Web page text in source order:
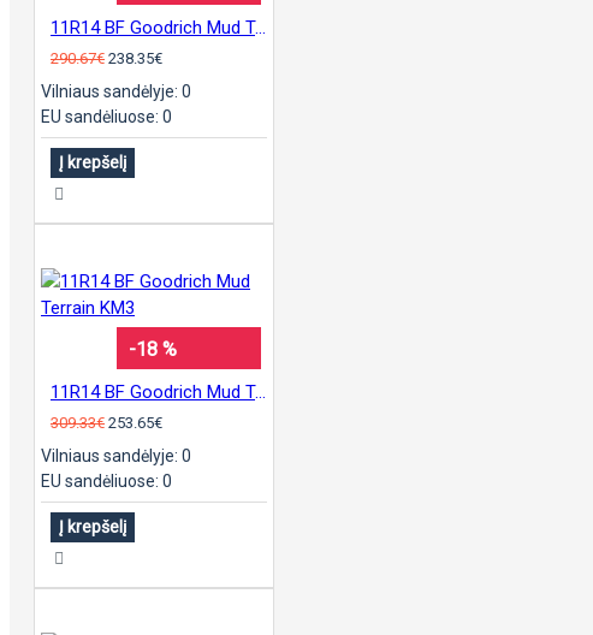
11R14 BF Goodrich Mud Terrain KM3
290.67€ 238.35€
Vilniaus sandėlyje: 0
EU sandėliuose: 0
Į krepšelį
-18 %
11R14 BF Goodrich Mud Terrain KM3
309.33€ 253.65€
Vilniaus sandėlyje: 0
EU sandėliuose: 0
Į krepšelį